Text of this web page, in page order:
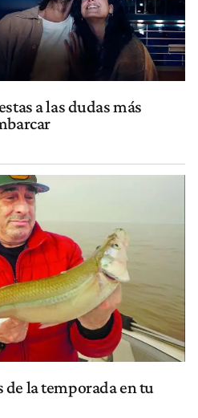
a las dudas más
la temporada en tu